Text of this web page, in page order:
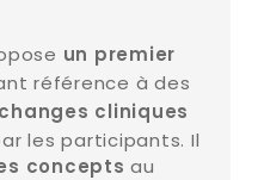
un premier
référence à des
cliniques
les participants. Il
conceptsau